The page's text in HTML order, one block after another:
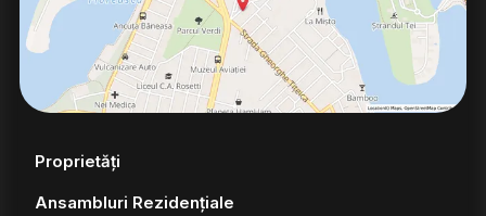
Proprietăți
Ansambluri Rezidențiale